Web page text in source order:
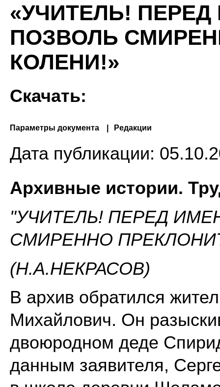
«УЧИТЕЛЬ!
ПОЗВОЛЬ
КОЛЕНИ!»
Скачать:
Параметры документа Редакции
Дата публикации:
Архивные истории.
"УЧИТЕЛЬ! ПЕРЕД
СМИРЕННО
(Н.А.НЕКРАСОВ)
В архив обратился
Михайлович. Он
двоюродном деде
данным заявителя,